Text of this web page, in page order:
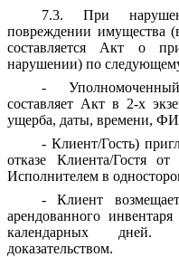
7.3. При
повреждении имущества
составляется Акт о
нарушении) по
-
составляет Акт в 2-х
ущерба, даты, времени,
- Клиент/Гость)
отказе Клиента/Гостя
Исполнителем в
- Клиент
арендованного
календарных дней.
доказательством.